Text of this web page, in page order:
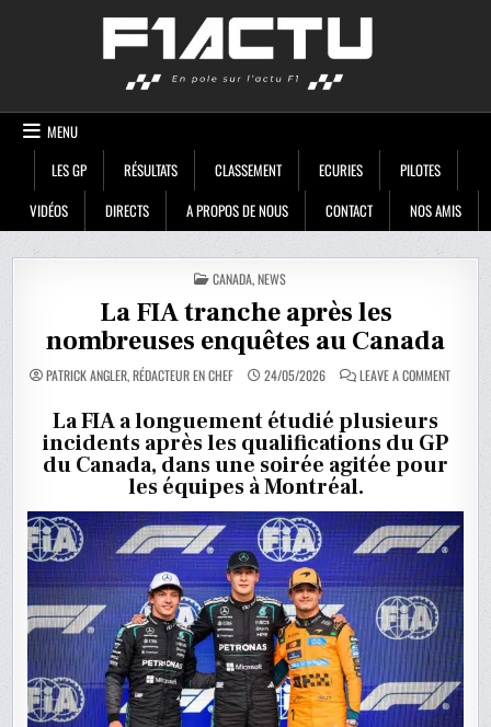
MENU
LES GP
RÉSULTATS CLASSEMENT ECURIES
PILOTES
VIDÉOS
DIRECTS A PROPOS DE NOUS CONTACT NOS AMIS
POSTED
IN
CANADA,NEWS
La FIA tranche après les
nombreuses enquêtes au Canada
PATRICK ANGLER, RÉDACTEUR EN CHEF 24/05/2026 LEAVE A COMMENTON
La FIA a longuement étudié plusieurs
incidents après les qualifications du GP
du Canada, dans une soirée agitée pour
les équipes à Montréal.